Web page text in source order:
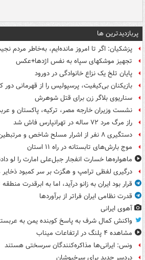
پربازدیدترین ها
پزشکیان: اگر تا امروز مانده‌ایم، به‌خاطر مردم
تجهیز موشکهای سپاه به نفس اژدها+عکس
پایان تلخ یک نزاع خانوادگی در دورود
بازیکنان بی‌کیفیت، پرسپولیس را از قهرمانی دور
سناریوی بلاگر زن برای قتل شوهرش
نشست وزیران خارجه مصر، ترکیه، پاکستان و
راز مرگ مرد ۷۲ ساله در تهرانپارس فاش شد
دستگیری ۸ نفر از اشرار مسلح شاخص و مرتبطین گروهک های تروریستی
موج بارش‌های تابستانه در راه ۱۱ استان
ماهواره‌ها خسارت انفجار جبل‌علی امارت را لو
درگیری لفظی ترامپ و هگزث بر سر کمبود
قرار بود ایران به زانو درآید، اما به ابرقدرت
قدرت نظامی ایران فراتر از برآوردها
آهوی ایرانی
واکنش کمال شرف به پاسخ کوبنده یمن به
مشاهده ۴ پلنگ در ارتفاعات میناب
ونس: ایرانی‌ها مذاکره‌کنندگان سرسختی هستند
دردسر جدید برای سرخپوشان